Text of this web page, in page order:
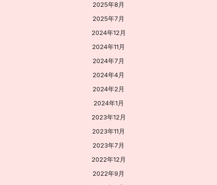
2025年8月
2025年7月
2024年12月
2024年11月
2024年7月
2024年4月
2024年2月
2024年1月
2023年12月
2023年11月
2023年7月
2022年12月
2022年9月